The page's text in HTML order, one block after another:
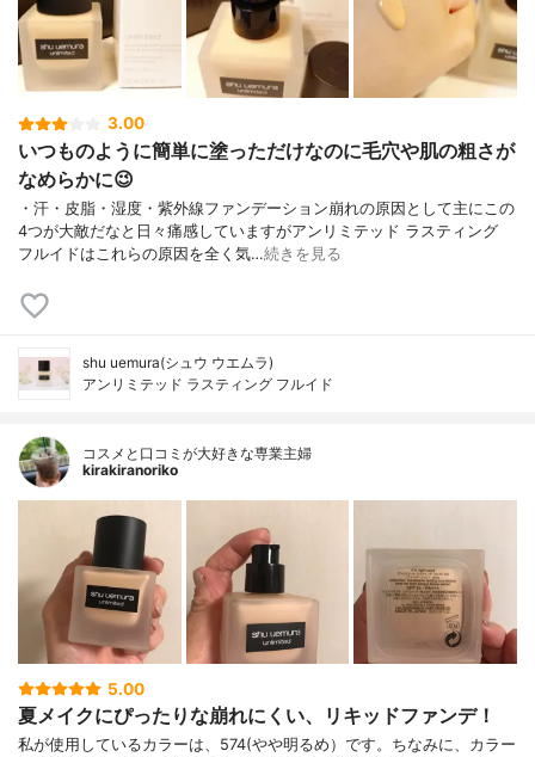
3.00
いつものように簡単に塗っただけなのに毛穴や肌の粗さが
なめらかに😉
・汗・皮脂・湿度・紫外線ファンデーション崩れの原因として主にこの
4つが大敵だなと日々痛感していますがアンリミテッド ラスティング
フルイドはこれらの原因を全く気…続きを見る
shu uemura(シュウ ウエムラ)
アンリミテッド ラスティング フルイド
コスメと口コミが大好きな専業主婦
kirakiranoriko
5.00
夏メイクにぴったりな崩れにくい、リキッドファンデ！
私が使用しているカラーは、574(やや明るめ）です。ちなみに、カラー